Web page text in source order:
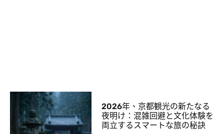
2026年、京都観光の新たなる
夜明け：混雑回避と文化体験を
両立するスマートな旅の秘訣